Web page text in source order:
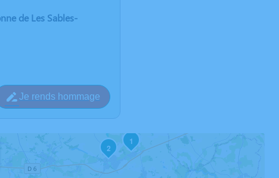
de Les Sables-
Je rends hommage
1
2